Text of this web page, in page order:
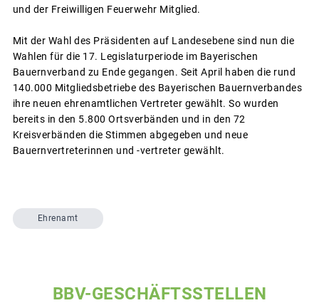
und der Freiwilligen Feuerwehr Mitglied.
Mit der Wahl des Präsidenten auf Landesebene sind nun die
Wahlen für die 17. Legislaturperiode im Bayerischen
Bauernverband zu Ende gegangen. Seit April haben die rund
140.000 Mitgliedsbetriebe des Bayerischen Bauernverbandes
ihre neuen ehrenamtlichen Vertreter gewählt. So wurden
bereits in den 5.800 Ortsverbänden und in den 72
Kreisverbänden die Stimmen abgegeben und neue
Bauernvertreterinnen und -vertreter gewählt.
Ehrenamt
BBV-GESCHÄFTSSTELLEN